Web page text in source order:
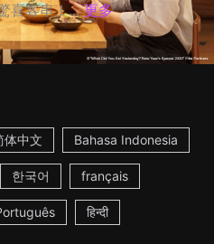
喜客串！... 更多
体中文 Bahasa Indonesia
한국어 français
हिन्दी